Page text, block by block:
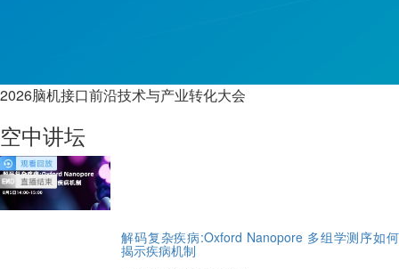
2026脑机接口前沿技术与产业转化大会
空中讲坛
解码复杂疾病:Oxford Nanopore 多组学测序如何
揭示疾病机制